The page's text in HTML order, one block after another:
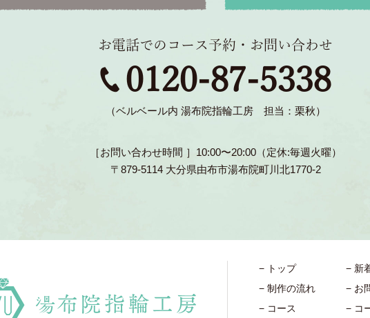
お電話でのコース予約・お問い合わせ
0120-87-5338
（ベルベール内 湯布院指輪工房 担当：栗秋）
［お問い合わせ時間 ］10:00〜20:00（定休:毎週火曜）
〒879-5114 大分県由布市湯布院町川北1770-2
トップ
制作の流れ
コース
新
お
コ